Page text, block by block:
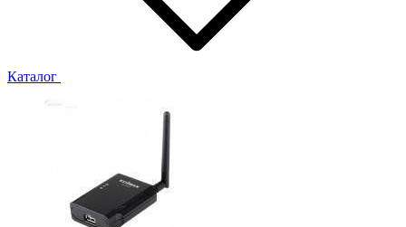
Каталог